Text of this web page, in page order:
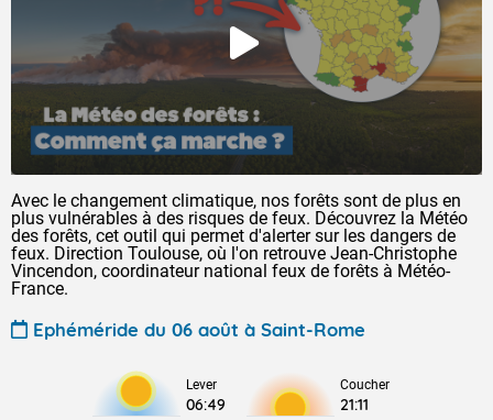
Avec le changement climatique, nos forêts sont de plus en
plus vulnérables à des risques de feux. Découvrez la Météo
des forêts, cet outil qui permet d'alerter sur les dangers de
feux. Direction Toulouse, où l'on retrouve Jean-Christophe
Vincendon, coordinateur national feux de forêts à Météo-
France.
Ephéméride du 06 août à Saint-Rome
Lever
06:49
Coucher
21:11